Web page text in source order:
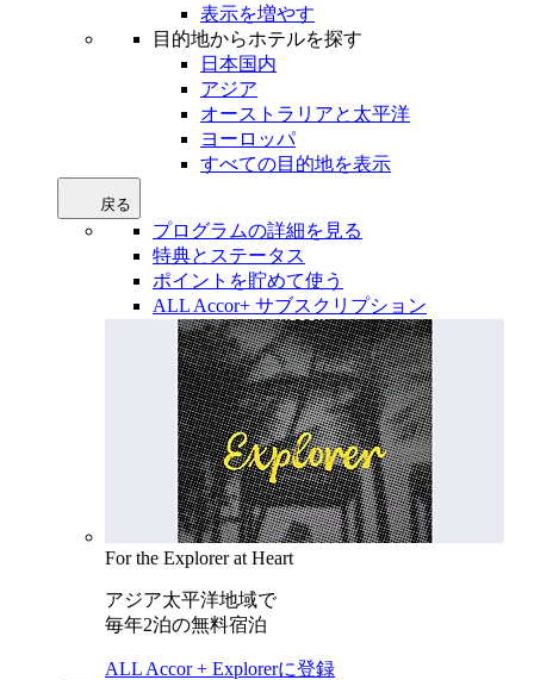
表示を増やす
目的地からホテルを探す
日本国内
アジア
オーストラリアと太平洋
ヨーロッパ
すべての目的地を表示
戻る
プログラムの詳細を見る
特典とステータス
ポイントを貯めて使う
ALL Accor+ サブスクリプション
For the Explorer at Heart
アジア太平洋地域で
毎年2泊の無料宿泊
ALL Accor + Explorerに登録